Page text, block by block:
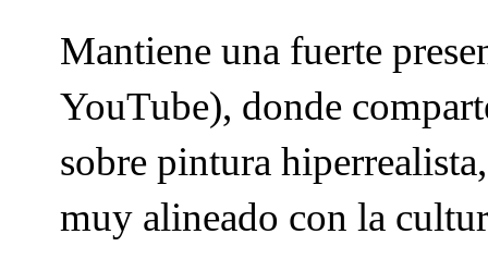
Mantiene una fuerte
YouTube), donde
sobre pintura
muy alineado con la